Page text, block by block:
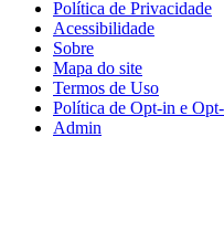
Política de Privacidade
Acessibilidade
Sobre
Mapa do site
Termos de Uso
Política de Opt-in e
Admin